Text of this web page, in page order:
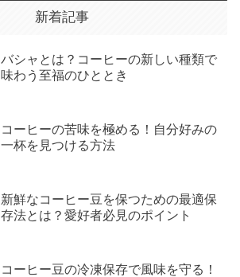
新着記事
バシャとは？コーヒーの新しい種類で
味わう至福のひととき
コーヒーの苦味を極める！自分好みの
一杯を見つける方法
新鮮なコーヒー豆を保つための最適保
存法とは？愛好者必見のポイント
コーヒー豆の冷凍保存で風味を守る！